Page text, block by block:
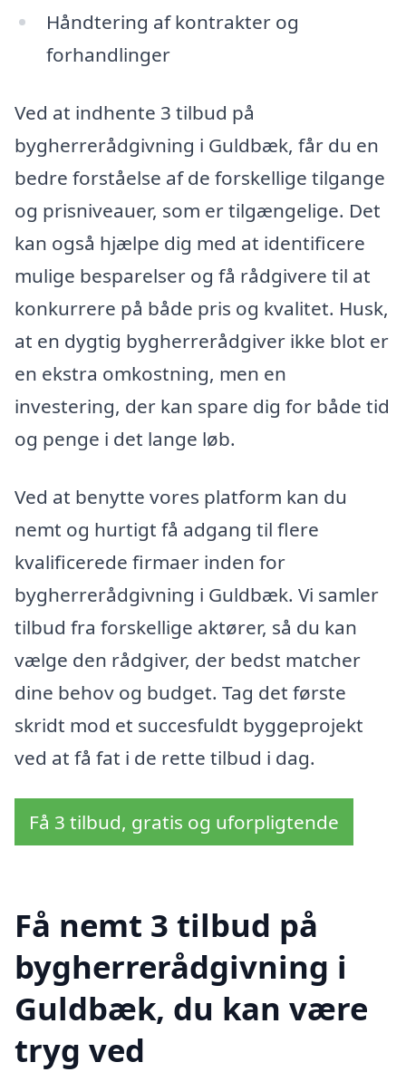
Håndtering af kontrakter og
forhandlinger
Ved at indhente 3 tilbud på
bygherrerådgivning i Guldbæk, får du en
bedre forståelse af de forskellige tilgange
og prisniveauer, som er tilgængelige. Det
kan også hjælpe dig med at identificere
mulige besparelser og få rådgivere til at
konkurrere på både pris og kvalitet. Husk,
at en dygtig bygherrerådgiver ikke blot er
en ekstra omkostning, men en
investering, der kan spare dig for både tid
og penge i det lange løb.
Ved at benytte vores platform kan du
nemt og hurtigt få adgang til flere
kvalificerede firmaer inden for
bygherrerådgivning i Guldbæk. Vi samler
tilbud fra forskellige aktører, så du kan
vælge den rådgiver, der bedst matcher
dine behov og budget. Tag det første
skridt mod et succesfuldt byggeprojekt
ved at få fat i de rette tilbud i dag.
Få 3 tilbud, gratis og uforpligtende
Få nemt 3 tilbud på
bygherrerådgivning i
Guldbæk, du kan være
tryg ved